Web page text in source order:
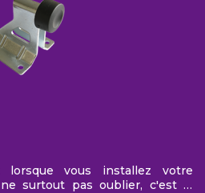
lorsque vous installez votre
surtout pas oublier, c'est la